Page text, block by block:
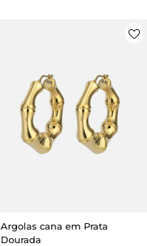
Argolas cana em Prata
Dourada